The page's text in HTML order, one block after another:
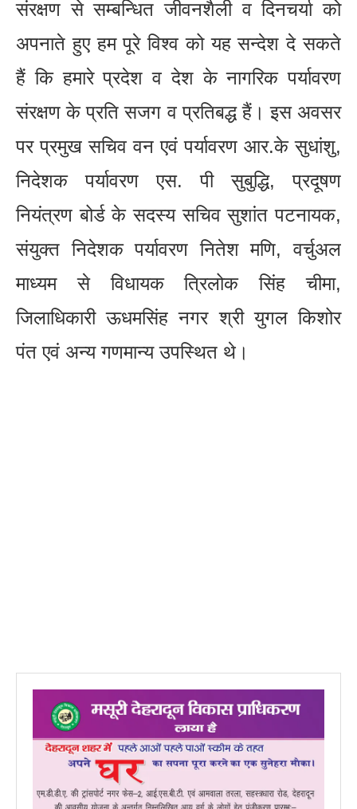
संरक्षण से सम्बन्धित जीवनशैली व दिनचर्या को
अपनाते हुए हम पूरे विश्व को यह सन्देश दे सकते
हैं कि हमारे प्रदेश व देश के नागरिक पर्यावरण
संरक्षण के प्रति सजग व प्रतिबद्ध हैं। इस अवसर
पर प्रमुख सचिव वन एवं पर्यावरण आर.के सुधांशु,
निदेशक पर्यावरण एस. पी सुबुद्धि, प्रदूषण
नियंत्रण बोर्ड के सदस्य सचिव सुशांत पटनायक,
संयुक्त निदेशक पर्यावरण नितेश मणि, वर्चुअल
माध्यम से विधायक त्रिलोक सिंह चीमा,
जिलाधिकारी ऊधमसिंह नगर श्री युगल किशोर
पंत एवं अन्य गणमान्य उपस्थित थे।